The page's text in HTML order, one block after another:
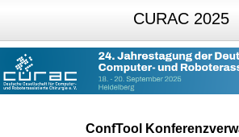
CURAC 2025
ConfTool